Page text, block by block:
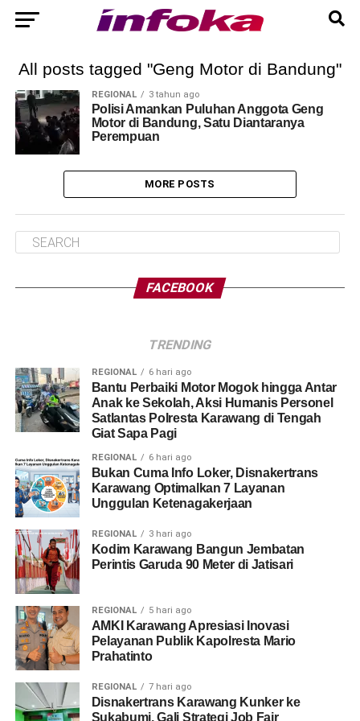
All posts tagged "Geng Motor di Bandung"
REGIONAL 3 tahun ago
Polisi Amankan Puluhan Anggota Geng
Motor di Bandung, Satu Diantaranya
Perempuan
MORE POSTS
FACEBOOK
TRENDING
REGIONAL 6 hari ago
Bantu Perbaiki Motor Mogok hingga Antar
Anak ke Sekolah, Aksi Humanis Personel
Satlantas Polresta Karawang di Tengah
Giat Sapa Pagi
REGIONAL 6 hari ago
Bukan Cuma Info Loker, Disnakertrans
Karawang Optimalkan 7 Layanan
Unggulan Ketenagakerjaan
REGIONAL 3 hari ago
Kodim Karawang Bangun Jembatan
Perintis Garuda 90 Meter di Jatisari
REGIONAL 5 hari ago
AMKI Karawang Apresiasi Inovasi
Pelayanan Publik Kapolresta Mario
Prahatinto
REGIONAL 7 hari ago
Disnakertrans Karawang Kunker ke
Sukabumi, Gali Strategi Job Fair